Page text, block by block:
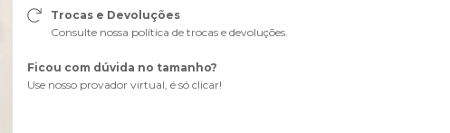
Trocas e Devoluções
Consulte nossa política de trocas e devoluções.
Ficou com dúvida no tamanho?
Use nosso provador virtual, é só clicar!